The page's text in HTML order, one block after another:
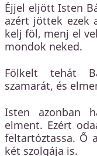
Éjjel eljött Isten
azért jöttek ezek
kelj föl, menj el
mondok neked.
Fölkelt tehát
szamarát, és
Isten azonban
elment. Ezért
feltartóztassa. Ő
két szolgája is.